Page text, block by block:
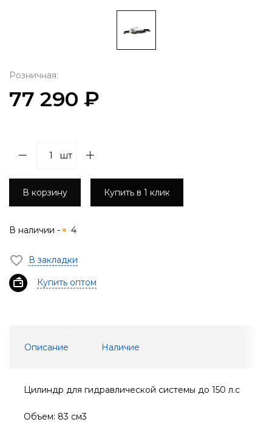
Розничная:
77 290 ₽
шт
В корзину Купить в 1 клик
В наличии - 4
В закладки
Купить оптом
Описание Наличие
Цилиндр для гидравлической системы до 150 л.с
Объем: 83 см3